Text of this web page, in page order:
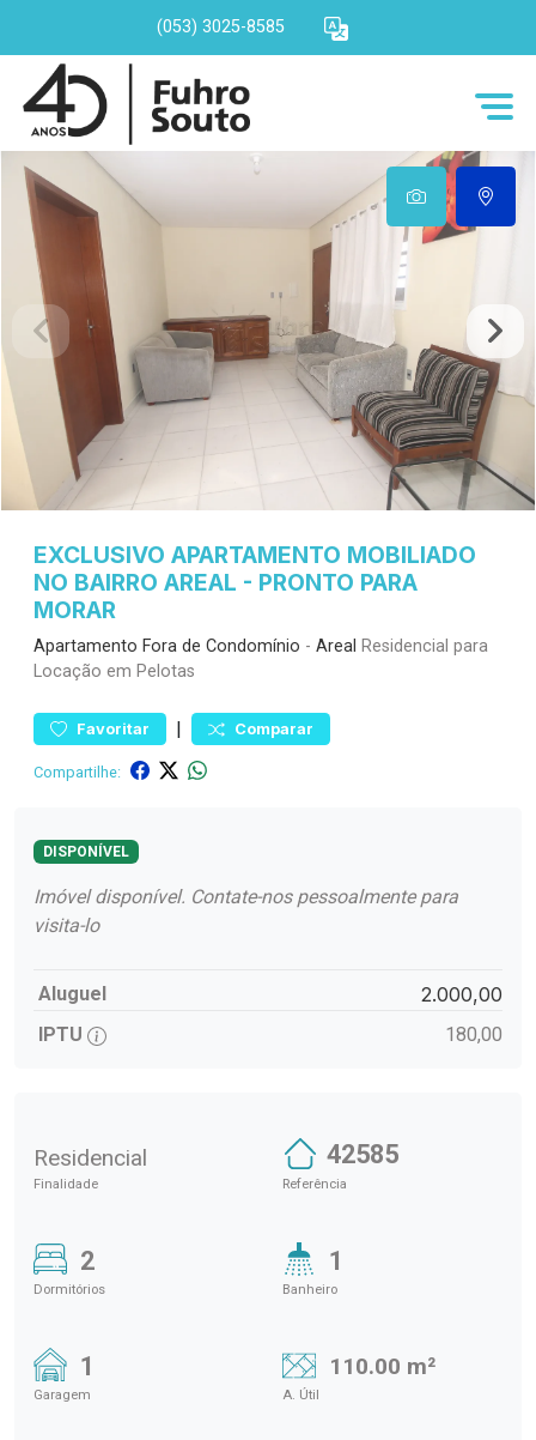
(053) 3025-8585
EXCLUSIVO APARTAMENTO MOBILIADO
NO BAIRRO AREAL - PRONTO PARA
MORAR
Apartamento Fora de Condomínio - Areal Residencial para
Locação em Pelotas
Favoritar | Comparar
Compartilhe:
DISPONÍVEL
Imóvel disponível. Contate-nos pessoalmente para
visita-lo
Aluguel 2.000,00
IPTU 180,00
Residencial
Finalidade
42585
Referência
2
Dormitórios
1
Banheiro
1
Garagem
110.00 m²
A. Útil